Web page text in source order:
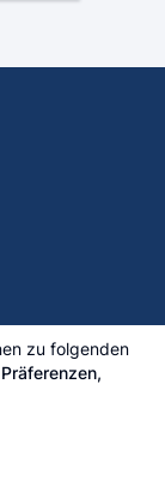
zu folgenden